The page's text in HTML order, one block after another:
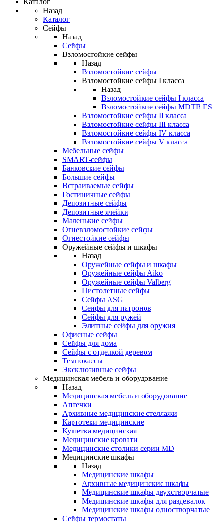
Каталог
Назад
Каталог
Сейфы
Назад
Сейфы
Взломостойкие сейфы
Назад
Взломостойкие сейфы
Взломостойкие сейфы I класса
Назад
Взломостойкие сейфы I класса
Взломостойкие сейфы MDTB ES
Взломостойкие сейфы II класса
Взломостойкие сейфы III класса
Взломостойкие сейфы IV класса
Взломостойкие сейфы V класса
Мебельные сейфы
SMART-сейфы
Банковские сейфы
Большие сейфы
Встраиваемые сейфы
Гостиничные сейфы
Депозитные сейфы
Депозитные ячейки
Маленькие сейфы
Огневзломостойкие сейфы
Огнестойкие сейфы
Оружейные сейфы и шкафы
Назад
Оружейные сейфы и шкафы
Оружейные сейфы Aiko
Оружейные сейфы Valberg
Пистолетные сейфы
Сейфы ASG
Сейфы для патронов
Сейфы для ружей
Элитные сейфы для оружия
Офисные сейфы
Сейфы для дома
Сейфы с отделкой деревом
Темпокассы
Эксклюзивные сейфы
Медицинская мебель и оборудование
Назад
Медицинская мебель и оборудование
Аптечки
Архивные медицинские стеллажи
Картотеки медицинские
Кушетка медицинская
Медицинские кровати
Медицинские столики серии MD
Медицинские шкафы
Назад
Медицинские шкафы
Архивные медицинские шкафы
Медицинские шкафы двухстворчатые
Медицинские шкафы для раздевалок
Медицинские шкафы одностворчатые
Сейфы термостаты